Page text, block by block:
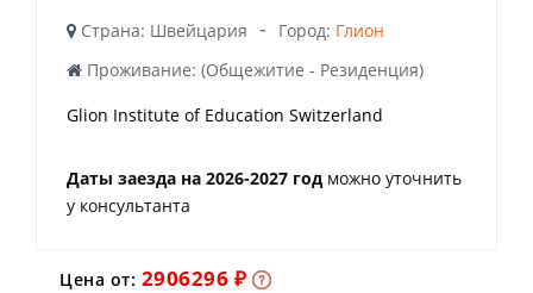
Страна: Швейцария - Город: Глион
Проживание: (Общежитие - Резиденция)
Glion Institute of Education Switzerland
Даты заезда на 2026-2027 год можно уточнить
у консультанта
Цена от: 2906296 ₽